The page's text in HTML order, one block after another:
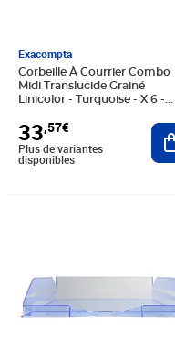
Exacompta
Corbeille À Courrier Combo
Midi Translucide Grainé
Linicolor - Turquoise - X 6 -
33,57€
Plus de variantes
disponibles